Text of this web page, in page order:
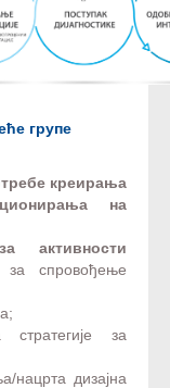
групе
креирања
на
активности
спровођење
за
нацрта дизајна